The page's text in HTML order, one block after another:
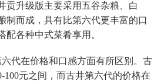
贡升级版主要采用五谷杂粮、白
制而成，具有比第六代更丰富的口
配各种中式菜肴享用。
代在价格和口感方面有所区别。古
100元之间，而古井第六代的价格在